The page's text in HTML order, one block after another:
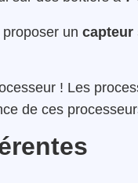
un capteur
! Les
de ces